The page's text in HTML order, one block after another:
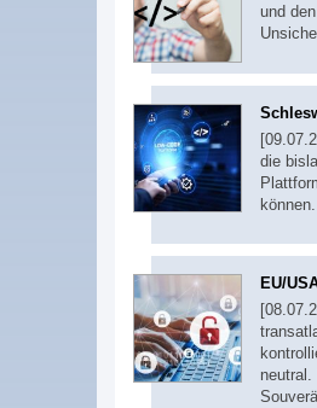
und
die
können.
EU/